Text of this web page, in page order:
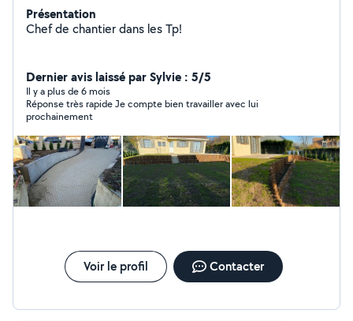
Présentation
Chef de chantier dans les Tp!
Dernier avis laissé par Sylvie : 5/5
Il y a plus de 6 mois
Réponse très rapide Je compte bien travailler avec lui
prochainement
Voir le profil Contacter